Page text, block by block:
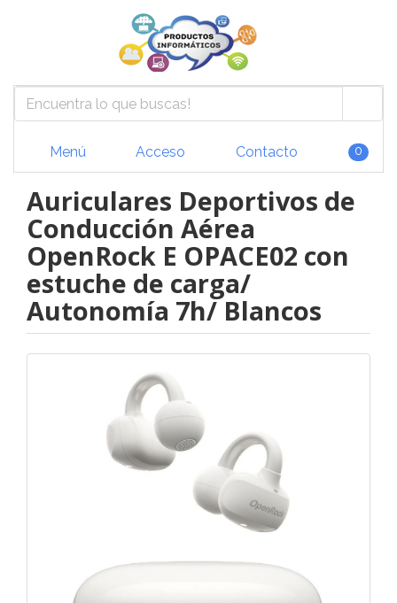
Menú Acceso Contacto 0
Auriculares Deportivos de
Conducción Aérea
OpenRock E OPACE02 con
estuche de carga/
Autonomía 7h/ Blancos